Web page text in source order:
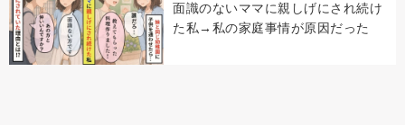
面識のないママに親しげにされ続け
た私→私の家庭事情が原因だった